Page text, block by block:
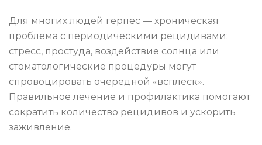
Для многих людей герпес — хроническая
проблема с периодическими рецидивами:
стресс, простуда, воздействие солнца или
стоматологические процедуры могут
спровоцировать очередной «всплеск».
Правильное лечение и профилактика помогают
сократить количество рецидивов и ускорить
заживление.